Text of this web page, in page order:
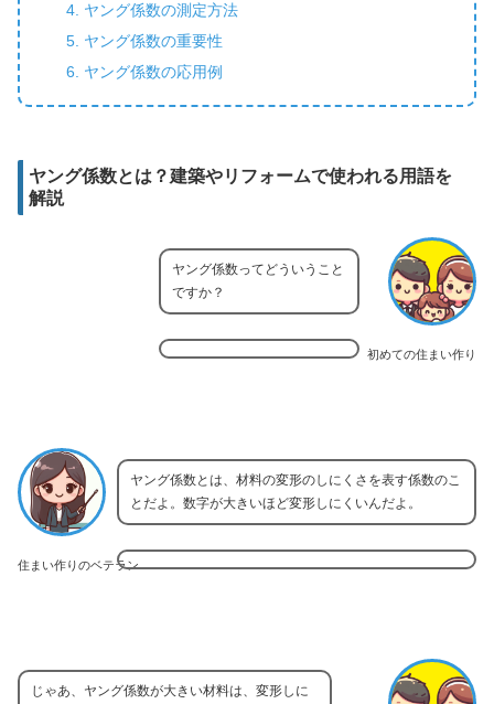
ヤング係数の測定方法
ヤング係数の重要性
ヤング係数の応用例
ヤング係数とは？建築やリフォームで使われる用語を
解説
初めての住まい作り
ヤング係数ってどういうこと
ですか？
住まい作りのベテラン
ヤング係数とは、材料の変形のしにくさを表す係数のこ
とだよ。数字が大きいほど変形しにくいんだよ。
じゃあ、ヤング係数が大きい材料は、変形しに